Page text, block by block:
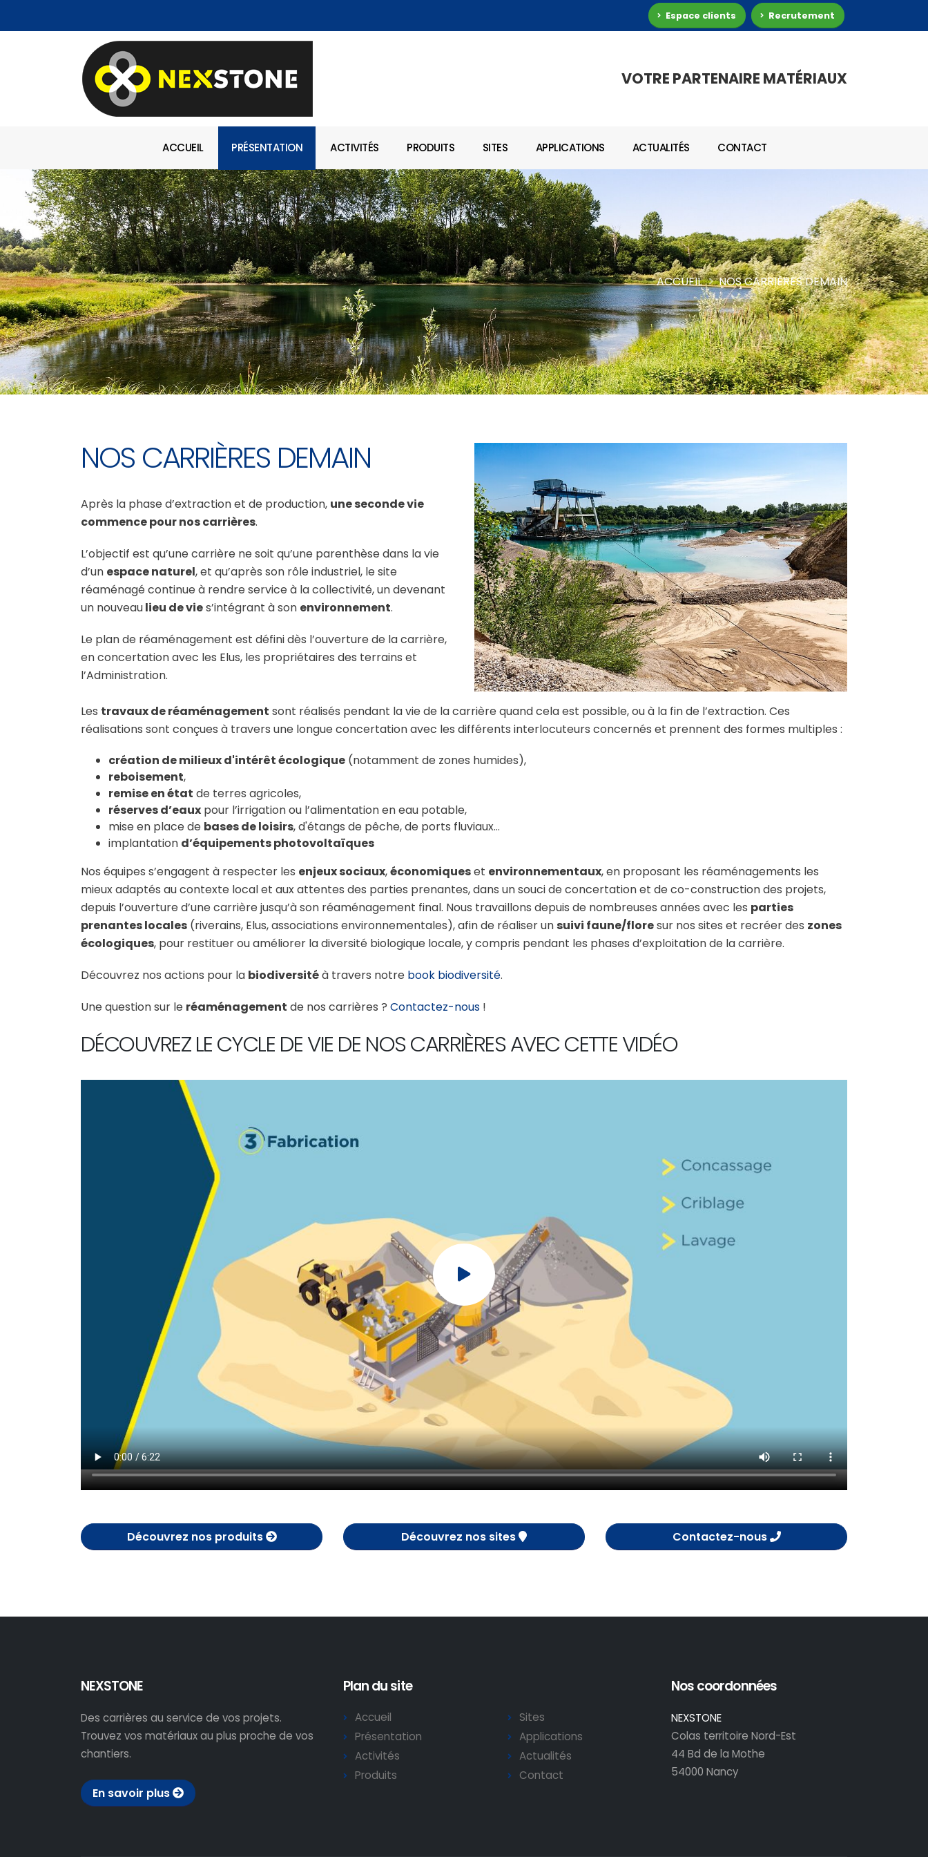
Espace clients Recrutement
VOTRE PARTENAIRE MATÉRIAUX
ACCUEIL PRÉSENTATION ACTIVITÉS PRODUITS SITES APPLICATIONS ACTUALITÉS CONTACT
ACCUEIL NOS CARRIÈRES DEMAIN
NOS CARRIÈRES DEMAIN
Après la phase d’extraction et de production, une seconde vie
commence pour nos carrières.
L’objectif est qu’une carrière ne soit qu’une parenthèse dans la vie
d’un espace naturel, et qu’après son rôle industriel, le site
réaménagé continue à rendre service à la collectivité, un devenant
un nouveaulieu de vies’intégrant à son environnement.
Le plan de réaménagement est défini dès l’ouverture de la carrière,
en concertation avec les Elus, les propriétaires des terrains et
l’Administration.
Les travaux de réaménagement sont réalisés pendant la vie de la carrière quand cela est possible, ou à la fin de l’extraction. Ces
réalisations sont conçues à travers une longue concertation avec les différents interlocuteurs concernés et prennent des formes multiples :
création de milieux d'intérêt écologique (notamment de zones humides),
reboisement,
remise en état de terres agricoles,
réserves d’eaux pour l’irrigation ou l’alimentation en eau potable,
mise en place de bases de loisirs, d'étangs de pêche, de ports fluviaux…
implantation d’équipements photovoltaïques
Nos équipes s’engagent à respecter les enjeux sociaux,économiqueset environnementaux, en proposant les réaménagements les
mieux adaptés au contexte local et aux attentes des parties prenantes, dans un souci de concertation et de co-construction des projets,
depuis l’ouverture d’une carrière jusqu’à son réaménagement final. Nous travaillons depuis de nombreuses années avec les parties
prenantes locales (riverains, Elus, associations environnementales), afin de réaliser un suivi faune/floresur nos sites et recréer des zones
écologiques, pour restituer ou améliorer la diversité biologique locale, y compris pendant les phases d’exploitation de la carrière.
Découvrez nos actions pour la biodiversitéà travers notre book biodiversité.
Une question sur le réaménagement de nos carrières ? Contactez-nous !
DÉCOUVREZ LE CYCLE DE VIE DE NOS CARRIÈRES AVEC CETTE VIDÉO
Découvrez nos produits Découvrez nos sites Contactez-nous
NEXSTONE
Des carrières au service de vos projets.
Trouvez vos matériaux au plus proche de vos
chantiers.
En savoir plus
Plan du site
Accueil
Présentation
Activités
Produits
Sites
Applications
Actualités
Contact
Nos coordonnées
NEXSTONE
Colas territoire Nord-Est
44 Bd de la Mothe
54000 Nancy